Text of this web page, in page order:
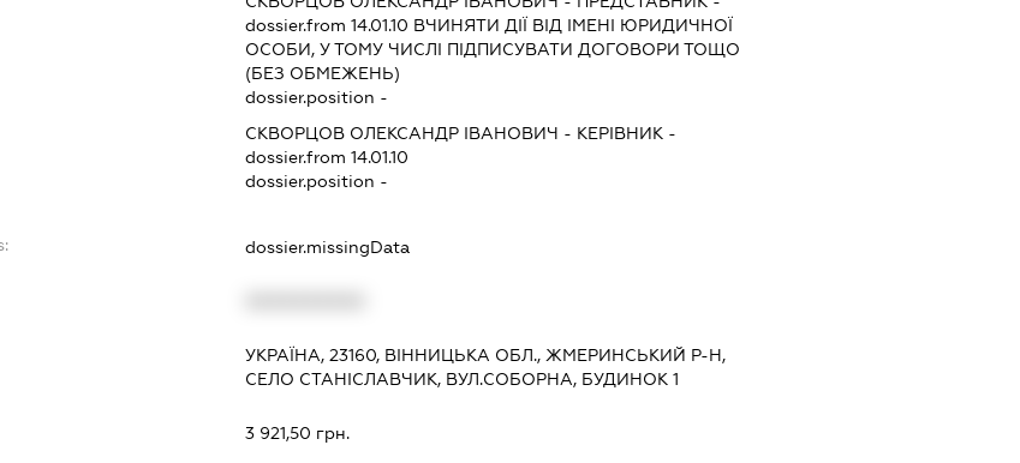
dossier.from 14.01.10 ВЧИНЯТИ ДІЇ ВІД ІМЕНІ ЮРИДИЧНОЇ
ОСОБИ, У ТОМУ ЧИСЛІ ПІДПИСУВАТИ ДОГОВОРИ ТОЩО
(БЕЗ ОБМЕЖЕНЬ)
dossier.position -
СКВОРЦОВ ОЛЕКСАНДР ІВАНОВИЧ - КЕРІВНИК -
dossier.from 14.01.10
dossier.position -
dossier.missingData
УКРАЇНА, 23160, ВІННИЦЬКА ОБЛ., ЖМЕРИНСЬКИЙ Р-Н,
СЕЛО СТАНІСЛАВЧИК, ВУЛ.СОБОРНА, БУДИНОК 1
3 921,50 грн.